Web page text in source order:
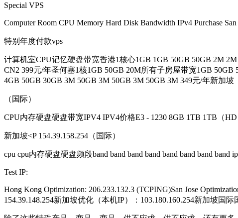
Special VPS
Computer Room CPU Memory Hard Disk Bandwidth IPv4 Purchase
特别年度付款vps
计算机室CPU记忆硬盘带宽香港1核心1GB 1GB 50GB 50GB 2M 2M
CN2 399元/年圣何塞1核1GB 50GB 20M所有子房屋带宽1GB
4GB 50GB 30GB 3M 50GB 3M 50GB 3M 50GB 3M 349元/年新加
（国际）
CPU内存硬盘硬盘带宽IPV4 IPV4价格E3 - 1230 8GB 1TB 1TB（HD
新加坡<P 154.39.158.254（国际）
cpu cpu内存硬盘硬盘频段band band band band band band band
Test IP:
Hong Kong Optimization: 206.233.132.3 (TCPING)San Jose
154.39.148.254新加坡优化（本机IP）：103.180.160.254新加坡国际